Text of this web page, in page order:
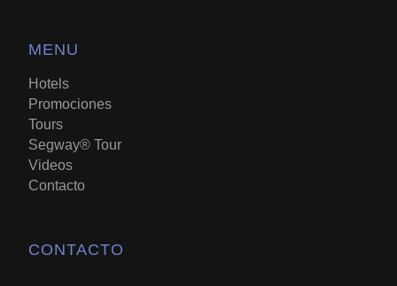
MENU
Hotels
Promociones
Tours
Segway® Tour
Videos
Contacto
CONTACTO